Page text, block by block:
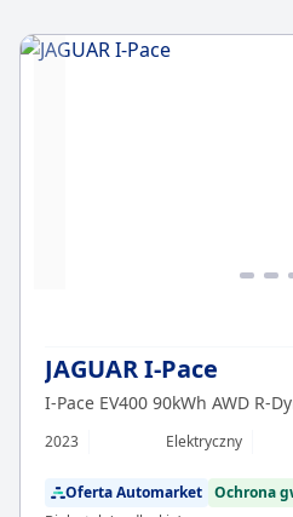
JAGUAR I-Pace
I-Pace EV400 90kWh AWD R-
2023 Elektryczny
Oferta Automarket Ochrona